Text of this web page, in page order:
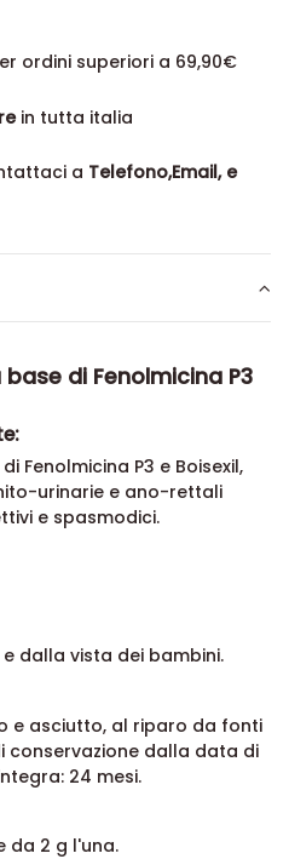
ordini superiori a 69,90€
in tutta italia
a Telefono,Email, e
di Fenolmicina P3
Fenolmicina P3 e Boisexil,
urinarie e ano-rettali
e spasmodici.
dalla vista dei bambini.
e asciutto, al riparo da fonti
conservazione dalla data di
24 mesi.
da 2 g l'una.